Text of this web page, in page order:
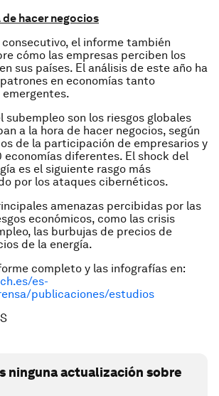
de hacer negocios
consecutivo, el informe también
cómo las empresas perciben los
sus países. El análisis de este año ha
en economías tanto
emergentes.
subempleo son los riesgos globales
a la hora de hacer negocios, según
de la participación de empresarios y
economías diferentes. El shock del
es el siguiente rasgo más
por los ataques cibernéticos.
amenazas percibidas por las
económicos, como las crisis
las burbujas de precios de
de la energía.
completo y las infografías en:
es-
publicaciones/estudios
ninguna actualización sobre